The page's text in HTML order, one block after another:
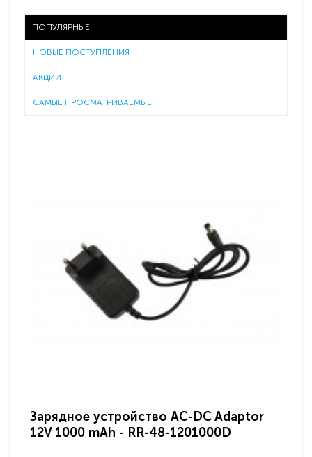
ПОПУЛЯРНЫЕ
НОВЫЕ ПОСТУПЛЕНИЯ
АКЦИИ
САМЫЕ ПРОСМАТРИВАЕМЫЕ
Зарядное устройство AC-DC Adaptor
12V 1000 mAh - RR-48-1201000D